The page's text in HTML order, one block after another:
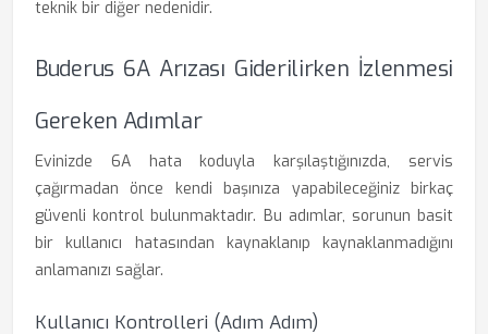
teknik bir diğer nedenidir.
Buderus 6A Arızası Giderilirken İzlenmesi
Gereken Adımlar
Evinizde 6A hata koduyla karşılaştığınızda, servis
çağırmadan önce kendi başınıza yapabileceğiniz birkaç
güvenli kontrol bulunmaktadır. Bu adımlar, sorunun basit
bir kullanıcı hatasından kaynaklanıp kaynaklanmadığını
anlamanızı sağlar.
Kullanıcı Kontrolleri (Adım Adım)